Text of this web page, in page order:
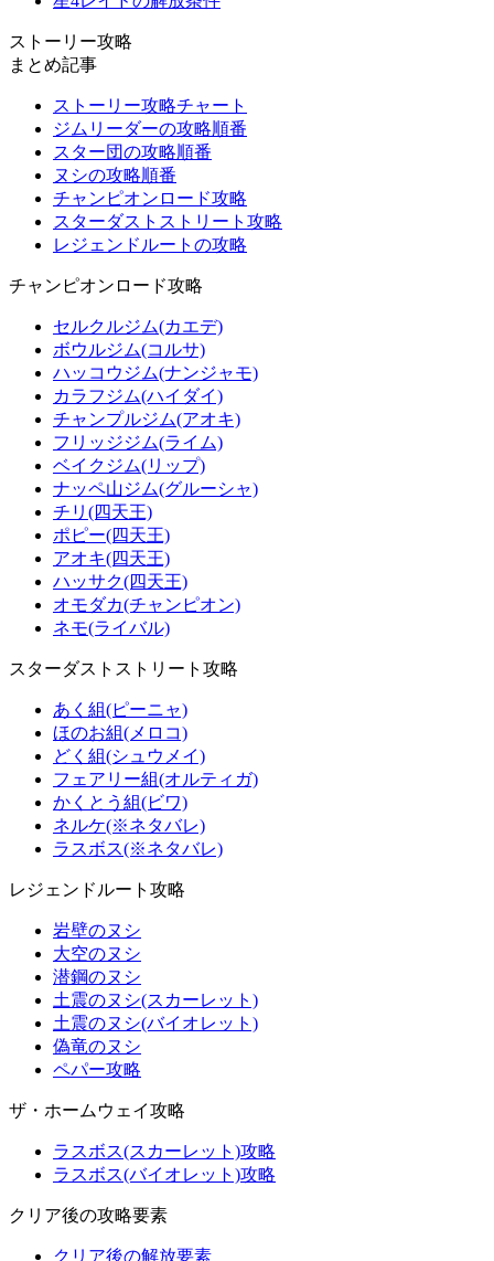
ストーリー攻略
まとめ記事
ストーリー攻略チャート
ジムリーダーの攻略順番
スター団の攻略順番
ヌシの攻略順番
チャンピオンロード攻略
スターダストストリート攻略
レジェンドルートの攻略
チャンピオンロード攻略
セルクルジム(カエデ)
ボウルジム(コルサ)
ハッコウジム(ナンジャモ)
カラフジム(ハイダイ)
チャンプルジム(アオキ)
フリッジジム(ライム)
ベイクジム(リップ)
ナッペ山ジム(グルーシャ)
チリ(四天王)
ポピー(四天王)
アオキ(四天王)
ハッサク(四天王)
オモダカ(チャンピオン)
ネモ(ライバル)
スターダストストリート攻略
あく組(ピーニャ)
ほのお組(メロコ)
どく組(シュウメイ)
フェアリー組(オルティガ)
かくとう組(ビワ)
ネルケ(※ネタバレ)
ラスボス(※ネタバレ)
レジェンドルート攻略
岩壁のヌシ
大空のヌシ
潜鋼のヌシ
土震のヌシ(スカーレット)
土震のヌシ(バイオレット)
偽竜のヌシ
ペパー攻略
ザ・ホームウェイ攻略
ラスボス(スカーレット)攻略
ラスボス(バイオレット)攻略
クリア後の攻略要素
クリア後の解放要素